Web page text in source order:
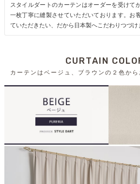
スタイルダートのカーテンはオーダーを受けて
一枚丁寧に縫製させていただいております。お
ていただきたい、だから日本製へこだわりつづけ
CURTAIN
カーテンはベージュ、ブラウンの２色から